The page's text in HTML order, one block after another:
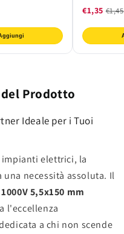
€1,35 €1,45
Prodotto
Ideale per i Tuoi
elettrici, la
necessità assoluta. Il
5,5x150 mm
l'eccellenza
a chi non scende